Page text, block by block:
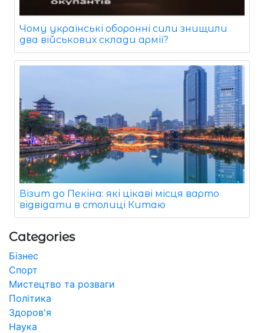
Чому українські оборонні сили знищили
два військових склади армії?
Візит до Пекіна: які цікаві місця варто
відвідати в столиці Китаю
Categories
Бізнес
Спорт
Мистецтво та розваги
Політика
Здоров'я
Наука